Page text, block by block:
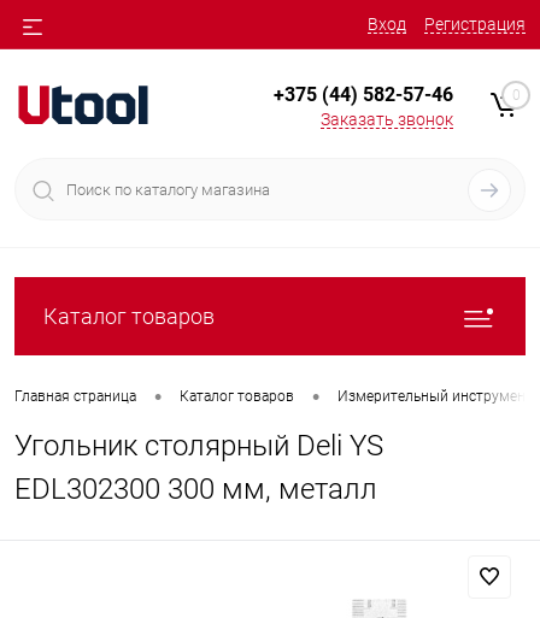
Вход Регистрация
+375 (44) 582-57-46
Заказать звонок
0
Каталог товаров
Главная страница • Каталог товаров • Измерительный инструмент
Угольник столярный Deli YS
EDL302300 300 мм, металл